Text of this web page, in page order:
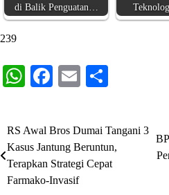
di Balik Penguatan…
239
WhatsApp
Facebook
Email
Navigasi
pos
RS Awal Bros Dumai Tangani 3
Kasus Jantung Beruntun,
Terapkan Strategi Cepat
Farmako-Invasif